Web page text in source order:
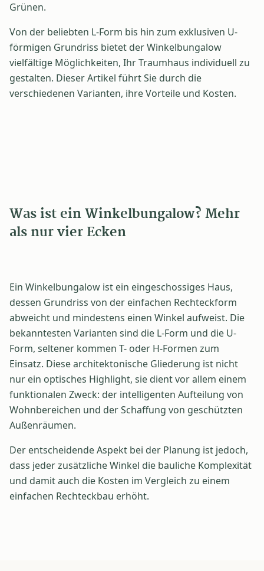
Grünen.
Von der beliebten L-Form bis hin zum exklusiven U-
förmigen Grundriss bietet der Winkelbungalow
vielfältige Möglichkeiten, Ihr Traumhaus individuell zu
gestalten. Dieser Artikel führt Sie durch die
verschiedenen Varianten, ihre Vorteile und Kosten.
Was ist ein Winkelbungalow? Mehr
als nur vier Ecken
Ein Winkelbungalow ist ein eingeschossiges Haus,
dessen Grundriss von der einfachen Rechteckform
abweicht und mindestens einen Winkel aufweist. Die
bekanntesten Varianten sind die L-Form und die U-
Form, seltener kommen T- oder H-Formen zum
Einsatz. Diese architektonische Gliederung ist nicht
nur ein optisches Highlight, sie dient vor allem einem
funktionalen Zweck: der intelligenten Aufteilung von
Wohnbereichen und der Schaffung von geschützten
Außenräumen.
Der entscheidende Aspekt bei der Planung ist jedoch,
dass jeder zusätzliche Winkel die bauliche Komplexität
und damit auch die Kosten im Vergleich zu einem
einfachen Rechteckbau erhöht.